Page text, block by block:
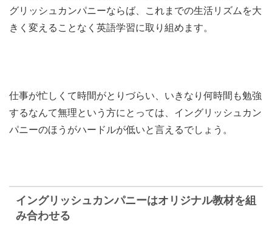
グリッシュカンパニーならば、これまでの生活リズムを大
きく変えることなく英語学習に取り組めます。
仕事が忙しくて時間がとりづらい、いきなり何時間も勉強
するなんて無理という方にとっては、イングリッシュカン
パニーのほうがハードルが低いと言えるでしょう。
イングリッシュカンパニーはオリジナル教材を組
み合わせる